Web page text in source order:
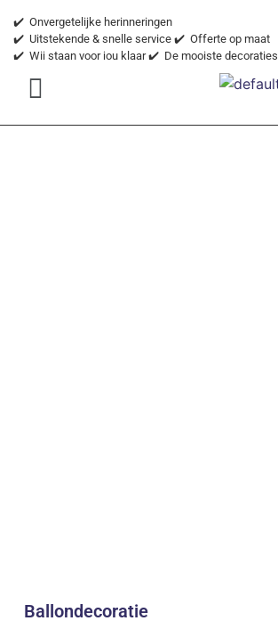
✔️ Onvergetelijke herinneringen
✔️ Uitstekende & snelle service ✔️ Offerte op maat
✔️ Wij staan voor jou klaar✔️ De mooiste decoraties
Ballondecoratie